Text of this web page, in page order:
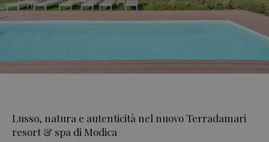
Lusso, natura e autenticità nel nuovo Terradamari
resort & spa di Modica